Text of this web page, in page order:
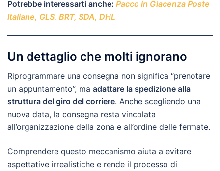
Potrebbe interessarti anche: Pacco in Giacenza Poste
Italiane, GLS, BRT, SDA, DHL
Un dettaglio che molti ignorano
Riprogrammare una consegna non significa “prenotare
un appuntamento”, ma adattare la spedizione alla
struttura del giro del corriere. Anche scegliendo una
nuova data, la consegna resta vincolata
all’organizzazione della zona e all’ordine delle fermate.
Comprendere questo meccanismo aiuta a evitare
aspettative irrealistiche e rende il processo di